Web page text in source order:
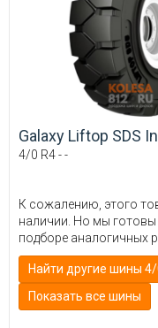
Galaxy Liftop SDS
4/0 R4 - -
К сожалению, этого
наличии. Но мы
подборе аналогичных
Найти другие шины 4/
Показать все шины